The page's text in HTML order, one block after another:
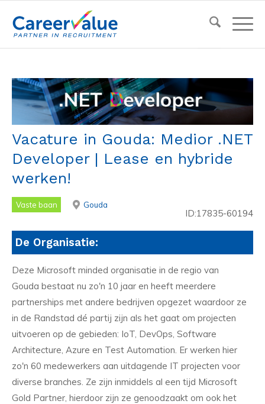
Vacature in Gouda: Medior .NET
Developer | Lease en hybride
werken!
Vaste baan Gouda
ID:17835-60194
De Organisatie:
Deze Microsoft minded organisatie in de regio van
Gouda bestaat nu zo'n 10 jaar en heeft meerdere
partnerships met andere bedrijven opgezet waardoor ze
in de Randstad dé partij zijn als het gaat om projecten
uitvoeren op de gebieden: IoT, DevOps, Software
Architecture, Azure en Test Automation. Er werken hier
zo'n 60 medewerkers aan uitdagende IT projecten voor
diverse branches. Ze zijn inmiddels al een tijd Microsoft
Gold Partner, hierdoor zijn ze genoodzaakt om ook het